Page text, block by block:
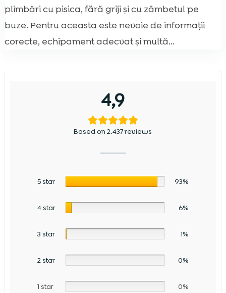
plimbări cu pisica, fără griji și cu zâmbetul pe
buze. Pentru aceasta este nevoie de informații
corecte, echipament adecvat și multă...
4,9
Based on 2.437 reviews
5 star 93%
4 star 6%
3 star 1%
2 star 0%
1 star 0%